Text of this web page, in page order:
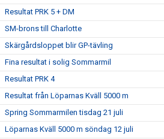
Resultat PRK 5 + DM
SM-brons till Charlotte
Skärgårdsloppet blir GP-tävling
Fina resultat i solig Sommarmil
Resultat PRK 4
Resultat från Löparnas Kväll 5000 m
Spring Sommarmilen tisdag 21 juli
Löparnas Kväll 5000 m söndag 12 juli